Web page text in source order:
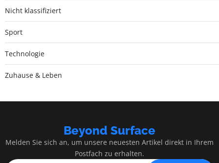
Nicht klassifiziert
Sport
Technologie
Zuhause & Leben
Beyond Surface
Melden Sie sich an, um unsere neuesten Artikel direkt in Ihrem
Postfach zu erhalten.